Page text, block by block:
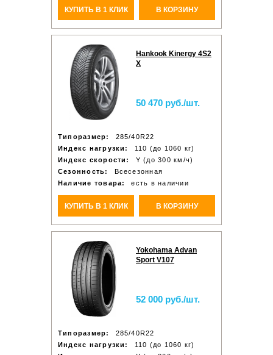
КУПИТЬ В 1 КЛИК В КОРЗИНУ
Hankook Kinergy 4S2
X
50 470 руб./шт.
Типоразмер:
285/40R22
Индекс нагрузки:
110 (до 1060 кг)
Индекс скорости:
Y (до 300 км/ч)
Сезонность:
Всесезонная
Наличие товара:
есть в наличии
КУПИТЬ В 1 КЛИК В КОРЗИНУ
Yokohama Advan
Sport V107
52 000 руб./шт.
Типоразмер:
285/40R22
Индекс нагрузки:
110 (до 1060 кг)